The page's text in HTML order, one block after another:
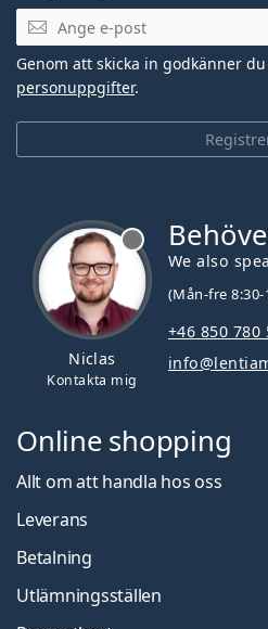
Mejladress
Genom att skicka in godkänner du
personuppgifter.
Niclas
Kontakta mig
We also
(Mån-fre 8:30-
+46 850 780
Online shopping
Allt om att handla hos oss
Leverans
Betalning
Utlämningsställen